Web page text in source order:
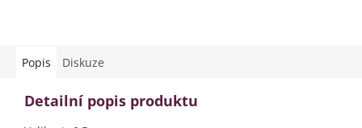
Popis Diskuze
Detailní popis produktu